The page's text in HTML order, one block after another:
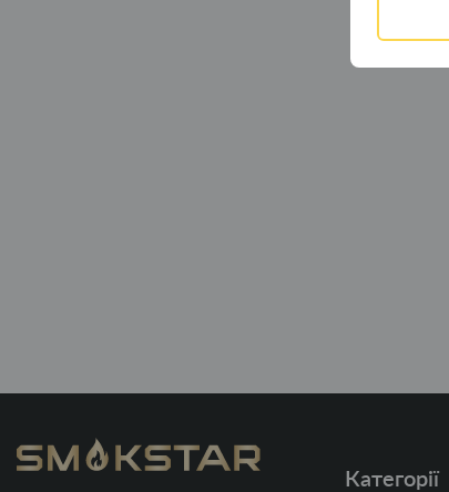
Категорії